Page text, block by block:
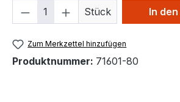
Produkt Anzahl: Gib
Stück In
Zum Merkzettel hinzufügen
Produktnummer: 71601-80